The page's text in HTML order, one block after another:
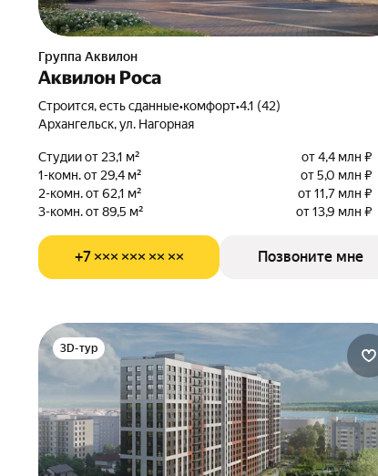
Группа Аквилон
Аквилон Роса
Строится, есть сданные•комфорт•4.1 (42)
Архангельск, ул. Нагорная
Студии от 23,1 м²
от 4,4 млн ₽
1-комн. от 29,4 м²
от 5,0 млн ₽
2-комн. от 62,1 м²
от 11,7 млн ₽
3-комн. от 89,5 м²
от 13,9 млн ₽
+7 ××× ××× ×× ×× Позвоните мне
3D-тур